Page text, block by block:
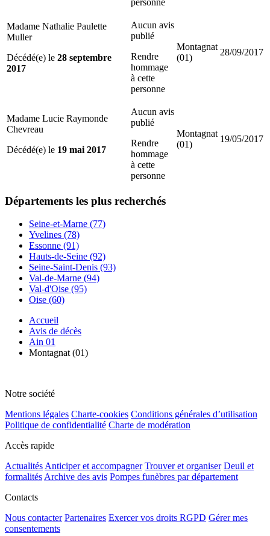
Madame Nathalie Paulette
Muller
Décédé(e) le 28 septembre
2017
Aucun avis
publié
Rendre
hommage
à cette
personne
Montagnat
(01)
28/09/2017
Madame Lucie Raymonde
Chevreau
Décédé(e) le 19 mai 2017
Aucun avis
publié
Rendre
hommage
à cette
personne
Montagnat
(01)
19/05/2017
Départements les plus recherchés
Seine-et-Marne (77)
Yvelines (78)
Essonne (91)
Hauts-de-Seine (92)
Seine-Saint-Denis (93)
Val-de-Marne (94)
Val-d'Oise (95)
Oise (60)
Accueil
Avis de décès
Ain 01
Montagnat (01)
Notre société
Mentions légales Charte-cookies Conditions générales d’utilisation
Politique de confidentialité Charte de modération
Accès rapide
Actualités Anticiper et accompagner Trouver et organiser Deuil et
formalités Archive des avis Pompes funèbres par département
Contacts
Nous contacter Partenaires Exercer vos droits RGPD Gérer mes
consentements